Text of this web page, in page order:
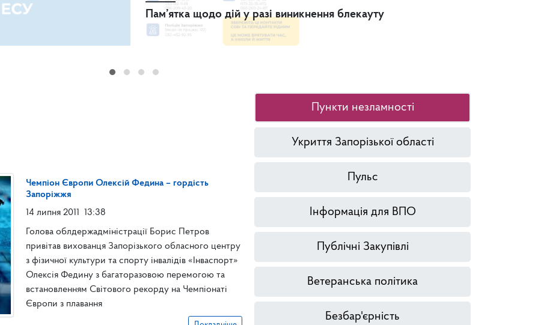
Пам’ятка щодо дій у разі виникнення блекауту
Чемпіон Європи Олексій Федина – гордість
Запоріжжя
14 липня 2011
13:38
Голова облдержадміністрації Борис Петров
привітав вихованця Запорізького обласного центру
з фізичної культури та спорту інвалідів «Інваспорт»
Олексія Федину з багаторазовою перемогою та
встановленням Світового рекорду на Чемпіонаті
Європи з плавання
Пункти незламності
Укриття Запорізької області
Пульс
Інформація для ВПО
Публічні Закупівлі
Ветеранська політика
Безбар'єрність